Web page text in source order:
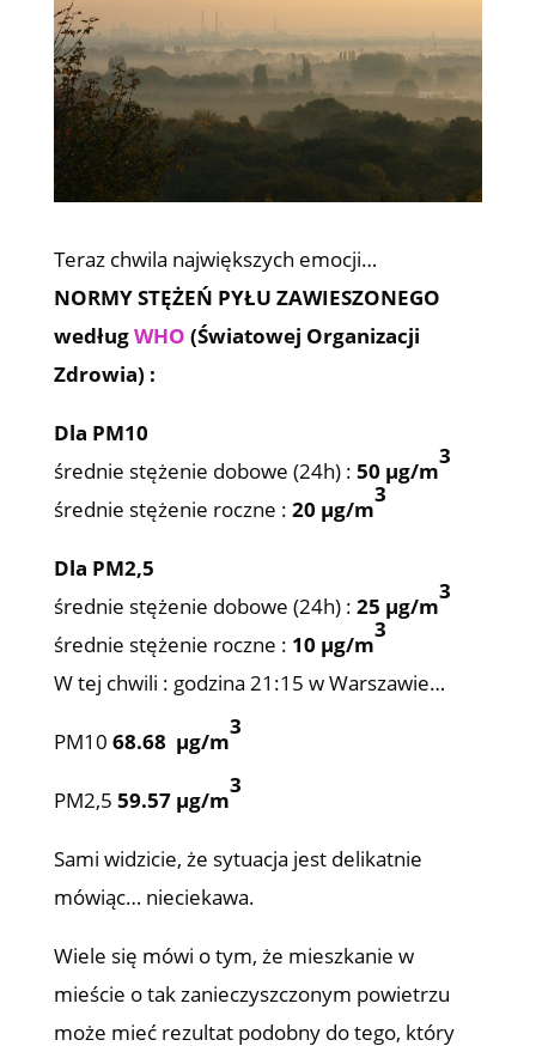
Teraz chwila największych emocji…
NORMY STĘŻEŃ PYŁU ZAWIESZONEGO
wedługWHO (Światowej Organizacji
Zdrowia) :
Dla PM10
średnie stężenie dobowe (24h) : 50 µg/m
3
średnie stężenie roczne : 20 µg/m
3
Dla PM2,5
średnie stężenie dobowe (24h) : 25 µg/m
3
średnie stężenie roczne : 10 µg/m
3
W tej chwili : godzina 21:15 w Warszawie…
PM10 68.68 µg/m
3
PM2,5 59.57 µg/m
3
Sami widzicie, że sytuacja jest delikatnie
mówiąc… nieciekawa.
Wiele się mówi o tym, że mieszkanie w
mieście o tak zanieczyszczonym powietrzu
może mieć rezultat podobny do tego, który